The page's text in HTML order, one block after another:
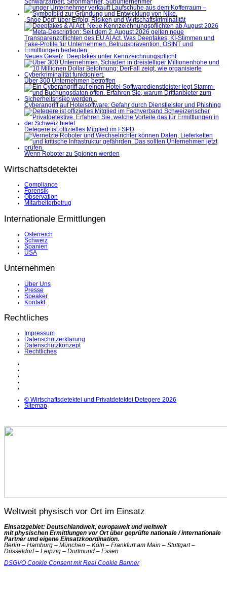
Schwarzarbeit, Strohmänner, Subunternehmer
„Shoe Dog“ über Erfolg, Risiken und Wirtschaftskriminalität
Neues Gesetz: Deepfakes unter Kennzeichnungspflicht
Über 300 Unternehmen betroffen
Cyberangriff auf Hotelsoftware: Gefahr durch Dienstleister und Phishing
Detegere ist offizielles Mitglied im FSPD
Wenn Roboter zu Spionen werden
Wirtschaftsdetektei
Compliance
Forensik
Observation
Mitarbeiterbetrug
Internationale Ermittlungen
Österreich
Schweiz
Spanien
USA
Unternehmen
Über Uns
Presse
Speaker
Kontakt
Rechtliches
Impressum
Datenschutzerklärung
Datenschutzkonzept
Rechtliches
© Wirtschaftsdetektei und Privatdetektei Detegere 2026
Sitemap
Weltweit physisch vor Ort im Einsatz
Einsatzgebiet: Deutschlandweit, europaweit und weltweit
mit physischen Ermittlungen vor Ort über geprüfte nationale / internationale
Partner und eigene Einsatzkoordination.
Berlin – Hamburg – München – Köln – Frankfurt am Main – Stuttgart –
Düsseldorf – Leipzig – Dortmund – Essen
DSGVO Cookie Consent mit Real Cookie Banner